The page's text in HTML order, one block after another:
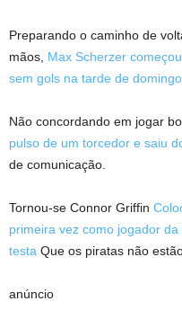
Preparando o caminho de
mãos, Max Scherzer
sem gols na tarde de
Não concordando em jogar
pulso de um torcedor e saiu
de comunicação.
Tornou-se Connor Griffin
primeira vez como jogador
testa Que os piratas não
anúncio